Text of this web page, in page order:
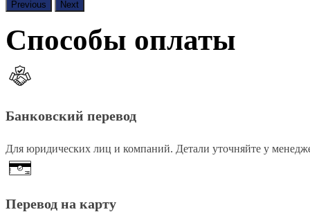
Previous Next
Способы оплаты
Банковский перевод
Для юридических лиц и компаний. Детали уточняйте у
Перевод на карту